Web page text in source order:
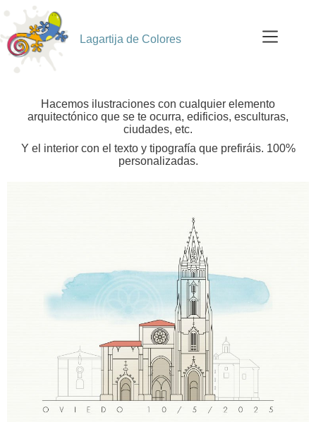
Lagartija de Colores
Hacemos ilustraciones con cualquier elemento
arquitectónico que se te ocurra, edificios, esculturas,
ciudades, etc.
Y el interior con el texto y tipografía que prefiráis. 100%
personalizadas.